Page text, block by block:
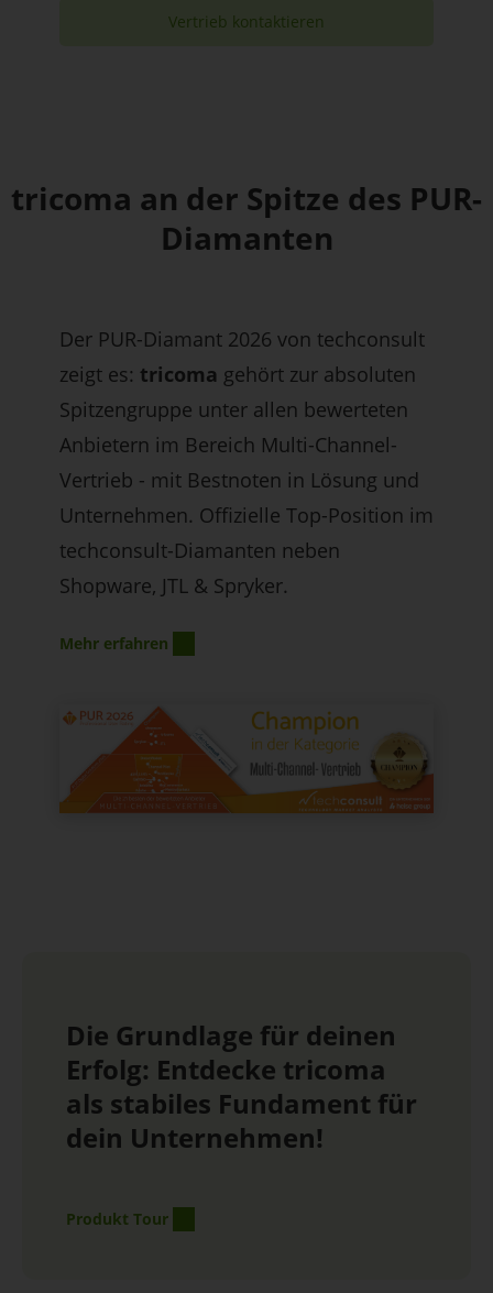
Vertrieb kontaktieren
tricoma an der Spitze des PUR-
Diamanten
Der PUR-Diamant 2026 von techconsult
zeigt es: tricoma gehört zur absoluten
Spitzengruppe unter allen bewerteten
Anbietern im Bereich Multi-Channel-
Vertrieb - mit Bestnoten in Lösung und
Unternehmen. Offizielle Top-Position im
techconsult-Diamanten neben
Shopware, JTL & Spryker.
Mehr erfahren
Die Grundlage für deinen
Erfolg: Entdecke tricoma
als stabiles Fundament für
dein Unternehmen!
Produkt Tour